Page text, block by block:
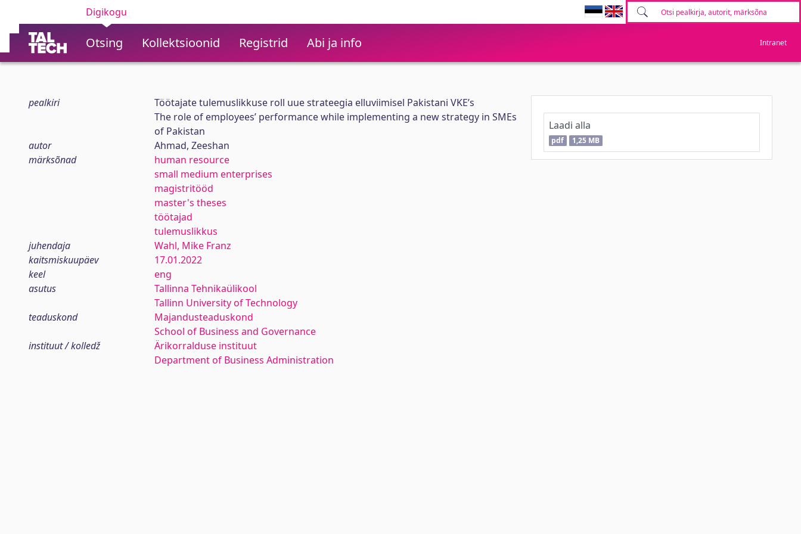
Digikogu
Otsing Kollektsioonid Registrid Abi ja info Intranet
pealkiri
Töötajate tulemuslikkuse roll uue strateegia elluviimisel Pakistani VKE’s
The role of employees’ performance while implementing a new strategy in SMEs
of Pakistan
autor
Ahmad, Zeeshan
märksõnad
human resource
small medium enterprises
magistritööd
master's theses
töötajad
tulemuslikkus
juhendaja
Wahl, Mike Franz
kaitsmiskuupäev
17.01.2022
keel
eng
asutus
Tallinna Tehnikaülikool
Tallinn University of Technology
teaduskond
Majandusteaduskond
School of Business and Governance
instituut / kolledž
Ärikorralduse instituut
Department of Business Administration
Laadi alla
pdf 1,25 MB